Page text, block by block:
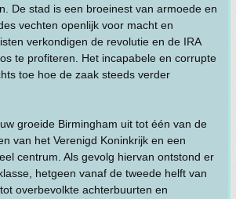
De stad is een broeinest van armoede en
vechten openlijk voor macht en
verkondigen de revolutie en de IRA
te profiteren. Het incapabele en corrupte
toe hoe de zaak steeds verder
groeide Birmingham uit tot één van de
van het Verenigd Koninkrijk en een
centrum. Als gevolg hiervan ontstond er
hetgeen vanaf de tweede helft van
overbevolkte achterbuurten en